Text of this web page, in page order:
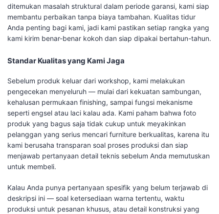
ditemukan masalah struktural dalam periode garansi, kami siap
membantu perbaikan tanpa biaya tambahan. Kualitas tidur
Anda penting bagi kami, jadi kami pastikan setiap rangka yang
kami kirim benar-benar kokoh dan siap dipakai bertahun-tahun.
Standar Kualitas yang Kami Jaga
Sebelum produk keluar dari workshop, kami melakukan
pengecekan menyeluruh — mulai dari kekuatan sambungan,
kehalusan permukaan finishing, sampai fungsi mekanisme
seperti engsel atau laci kalau ada. Kami paham bahwa foto
produk yang bagus saja tidak cukup untuk meyakinkan
pelanggan yang serius mencari furniture berkualitas, karena itu
kami berusaha transparan soal proses produksi dan siap
menjawab pertanyaan detail teknis sebelum Anda memutuskan
untuk membeli.
Kalau Anda punya pertanyaan spesifik yang belum terjawab di
deskripsi ini — soal ketersediaan warna tertentu, waktu
produksi untuk pesanan khusus, atau detail konstruksi yang